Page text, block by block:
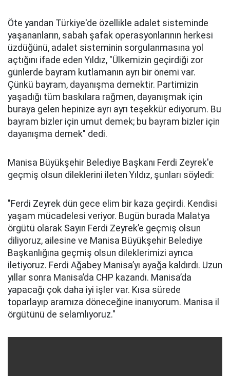
Öte yandan Türkiye'de özellikle adalet sisteminde
yaşananların, sabah şafak operasyonlarının herkesi
üzdüğünü, adalet sisteminin sorgulanmasına yol
açtığını ifade eden Yıldız, "Ülkemizin geçirdiği zor
günlerde bayram kutlamanın ayrı bir önemi var.
Çünkü bayram, dayanışma demektir. Partimizin
yaşadığı tüm baskılara rağmen, dayanışmak için
buraya gelen hepinize ayrı ayrı teşekkür ediyorum. Bu
bayram bizler için umut demek; bu bayram bizler için
dayanışma demek" dedi.
Manisa Büyükşehir Belediye Başkanı Ferdi Zeyrek'e
geçmiş olsun dileklerini ileten Yıldız, şunları söyledi:
"Ferdi Zeyrek dün gece elim bir kaza geçirdi. Kendisi
yaşam mücadelesi veriyor. Bugün burada Malatya
örgütü olarak Sayın Ferdi Zeyrek’e geçmiş olsun
diliyoruz, ailesine ve Manisa Büyükşehir Belediye
Başkanlığına geçmiş olsun dileklerimizi ayrıca
iletiyoruz. Ferdi Ağabey Manisa’yı ayağa kaldırdı. Uzun
yıllar sonra Manisa’da CHP kazandı. Manisa’da
yapacağı çok daha iyi işler var. Kısa sürede
toparlayıp aramıza döneceğine inanıyorum. Manisa il
örgütünü de selamlıyoruz."